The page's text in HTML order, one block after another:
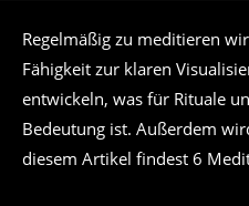
Regelmäßig zu meditieren
Fähigkeit zur klaren
entwickeln, was für Rituale
Bedeutung ist. Außerdem
diesem Artikel findest 6